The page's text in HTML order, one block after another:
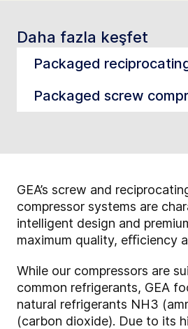
Daha fazla keşfet
Packaged
Packaged screw
GEA’s screw and
compressor systems are
intelligent design and
maximum quality, eﬃciency
While our compressors are
common refrigerants, GEA
natural refrigerants NH3
(carbon dioxide). Due to its